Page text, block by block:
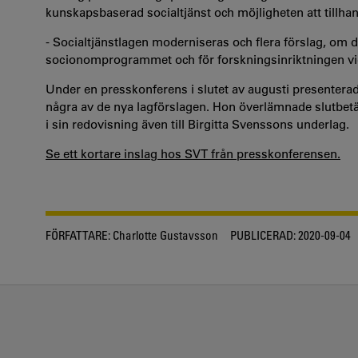
kunskapsbaserad socialtjänst och möjligheten att
- Socialtjänstlagen moderniseras och flera förslag, om
socionomprogrammet och för forskningsinriktningen
Under en presskonferens i slutet av augusti
några av de nya lagförslagen. Hon överlämnade
i sin redovisning även till Birgitta Svenssons underlag.
Se ett kortare inslag hos SVT från presskonferensen.
FÖRFATTARE: Charlotte Gustavsson PUBLICERAD:2020-09-04